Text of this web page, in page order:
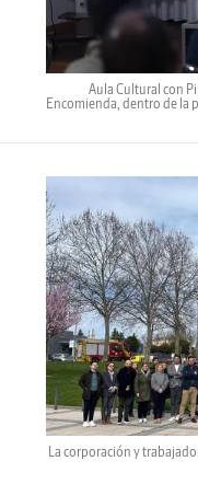
Aula Cultural con
Encomienda, dentro de la
La corporación y